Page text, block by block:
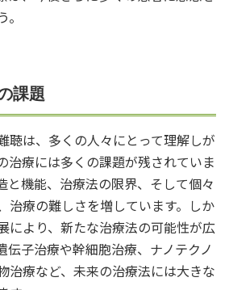
課題
聴は、多くの人々にとって理解しが
治療には多くの課題が残されていま
と機能、治療法の限界、そして個々
治療の難しさを増しています。しか
により、新たな治療法の可能性が広
伝子治療や幹細胞治療、ナノテクノ
治療など、未来の治療法には大きな